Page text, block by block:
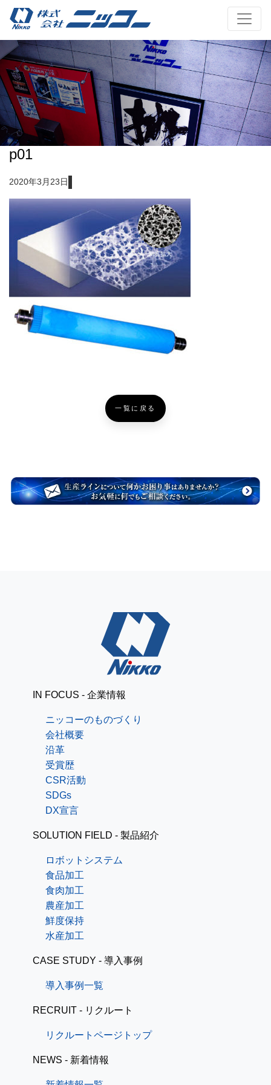
p01
2020年3月23日
一覧に戻る
IN FOCUS - 企業情報
ニッコーのものづくり
会社概要
沿革
受賞歴
CSR活動
SDGs
DX宣言
SOLUTION FIELD - 製品紹介
ロボットシステム
食品加工
食肉加工
農産加工
鮮度保持
水産加工
CASE STUDY - 導入事例
導入事例一覧
RECRUIT - リクルート
リクルートページトップ
NEWS - 新着情報